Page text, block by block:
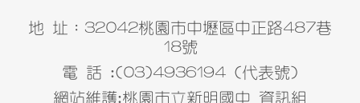
地 址：32042桃園市中壢區中正路487巷
18號
電 話 :(03)4936194 (代表號)
網站維護:桃園市立新明國中 資訊組